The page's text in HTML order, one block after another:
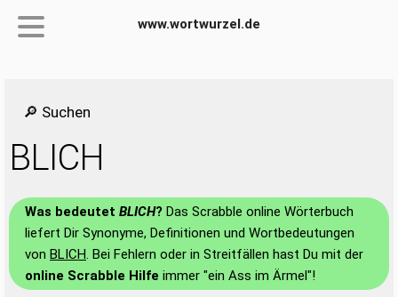
www.wortwurzel.de
🔎 Suchen
BLICH
Was bedeutet BLICH? Das Scrabble online Wörterbuch
liefert Dir Synonyme, Definitionen und Wortbedeutungen
von BLICH. Bei Fehlern oder in Streitfällen hast Du mit der
online Scrabble Hilfe immer "ein Ass im Ärmel"!